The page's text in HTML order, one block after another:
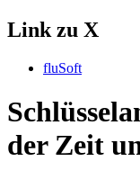
Link zu X
fluSoft
der Zeit